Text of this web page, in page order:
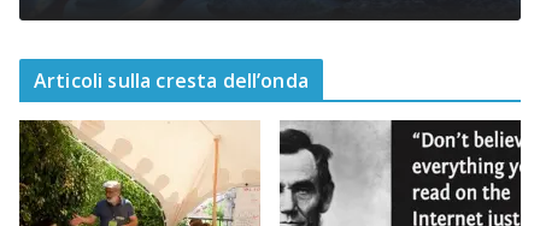
Articoli sulla cresta dell’onda